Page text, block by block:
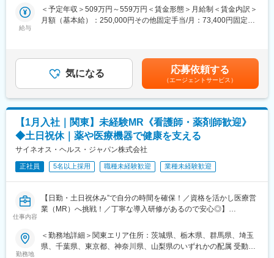
・入社後3ヶ月は研修に専念（基礎から習得）
・全員未経験入社！同期とスタートできる環境
・外勤手当（1日1,500円）
・社宅制度（家賃60％会社負担）※条件あり
■当社の特徴
研修終了後は各製薬メーカーのプロジェクトに配属される『コン
クラクトMR』。配属期間は平均2～3年程。新薬を中心にプロジ
ェクトが豊富にあり、成長機会が広がります。
■豊富なキャリアパス
がんや希少疾患の医薬品担当など専門性を深めるキャリアや、マ
ネジメント・人材育成など多様なキャリアパスが可能。
また、医薬品という景気に左右されにくい分野で専門知識が身に
変更の範囲：会社の定める業務
という方にはおススメです！
＜2人に1人は未経験入社、75%は異業種からの転職者です＞
品に関する情報提供を行います。
医薬品は「どの成分に、どのような効果があって、誰に使うと良
いのか」などの情報が付加されて、初めて効果的に使うことがで
きます。医師への適切な医薬品情報の提供を通じて、患者さんの
治療、地域医療課題に貢献することができます。
■安心の研修体制：
・入社から3か月間：座学研修（導入教育）のみ
└医薬品や医療業界、営業方法についての知識を身につけます。
・導入教育終了後は、Web講義、e-Learning、集合研修を組み合
わせて行う、MR認定試験に100％を担保する対策講座がありま
・現場配属後も月1回以上の面談を設けており、成果を出すための
フォロー体制を整えております。
更の範囲：会社の定める事業所
給与
＜予定年収＞509万円～559万円＜賃金形態＞月給制＜賃金内訳＞
月額（基本給）：250,000円その他固定手当/月：73,400円固定残
どを考慮し、規定により決定します。※年収の他に別途日当（月額
3～4万円）・諸手当有昇給：年1回★頑張りに応じて年収UP★赴
任先の評価次第で大幅に年収をUPできます。（年2回業績給改
定）賃金はあくまでも目安の金額であり、選考を通じて上下する
可能性があります。月給(月額)は固定手当を含めた表記です。
気になる 応募依頼する
（エージェントサービス）
【1月入社｜関東】未経験MR《看護師・薬剤師歓迎》
◆土日祝休｜薬や医療機器で健康を支える
サイネオス・ヘルス・ジャパン株式会社
正社員 5名以上採用 職種未経験歓迎 業種未経験歓迎
仕事内容
【日勤・土日祝休み”で自分の時間を確保！／資格を活かし医療営
業（MR）へ挑戦！／丁寧な導入研修があるので安心◎】
《資格と想いがあれば活躍できる！》
「誰かのためになる仕事がしたい」「社会貢献につながる仕事を
したい」という想いがあればOK！当社には、臨床経験を活かして
勤務地
＜勤務地詳細＞関東エリア住所：茨城県、栃木県、群馬県、埼玉
県、千葉県、東京都、神奈川県、山梨県のいずれかの配属 受動喫